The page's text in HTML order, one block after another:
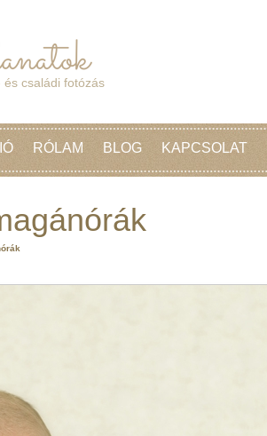
és családi fotózás
RÓLAM BLOG KAPCSOLAT